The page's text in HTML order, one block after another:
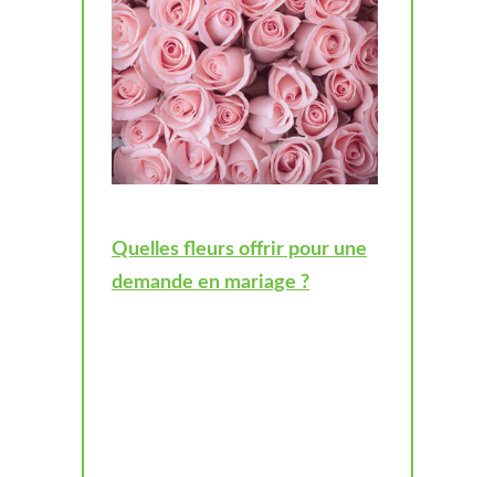
Quelles fleurs offrir pour une
demande en mariage ?